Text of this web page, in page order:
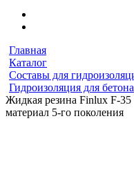
Главная
Каталог
Составы для
Гидроизоляция для бетона
Жидкая резина Finlux F-35
материал 5-го поколения